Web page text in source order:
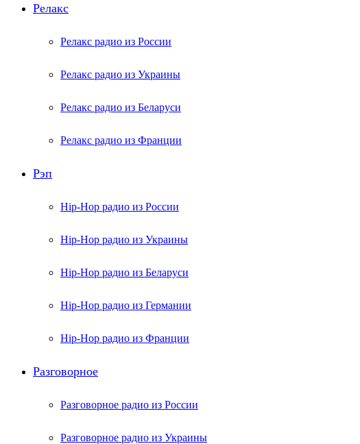
Релакс
Релакс радио из России
Релакс радио из Украины
Релакс радио из Беларуси
Релакс радио из Франции
Рэп
Hip-Hop радио из России
Hip-Hop радио из Украины
Hip-Hop радио из Беларуси
Hip-Hop радио из Германии
Hip-Hop радио из Франции
Разговорное
Разговорное радио из России
Разговорное радио из Украины